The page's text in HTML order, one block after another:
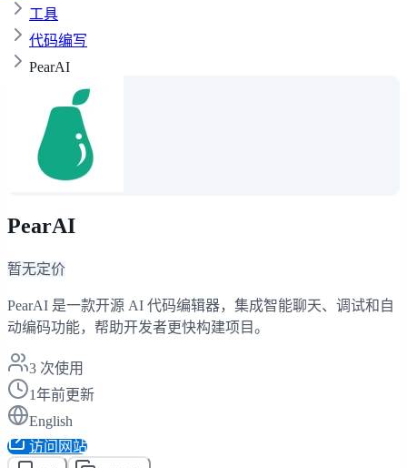
工具
代码编写
PearAI
PearAI
暂无定价
PearAI 是一款开源 AI 代码编辑器，集成智能聊天、调试和自
动编码功能，帮助开发者更快构建项目。
3 次使用
1年前更新
English
访问网站